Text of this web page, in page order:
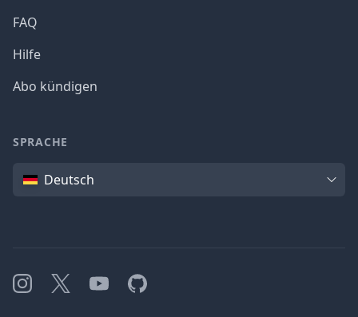
FAQ
Hilfe
Abo kündigen
SPRACHE
SpracheDeutsch
Instagram
X YouTubeGitHub